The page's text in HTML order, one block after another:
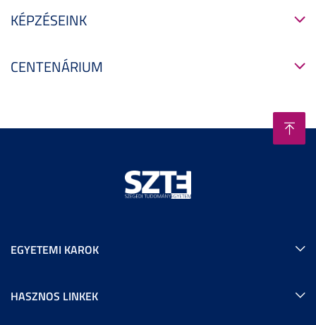
KÉPZÉSEINK
CENTENÁRIUM
EGYETEMI KAROK
HASZNOS LINKEK